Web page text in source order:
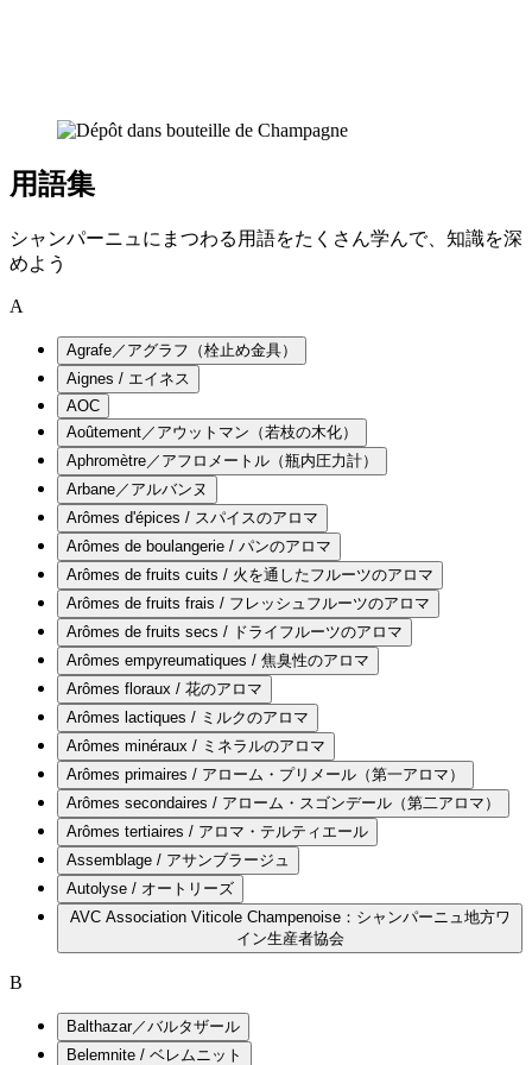
用語集
シャンパーニュにまつわる用語をたくさん学んで、知識を深
めよう
A
Agrafe／アグラフ（栓止め金具）
Aignes / エイネス
AOC
Aoûtement／アウットマン（若枝の木化）
Aphromètre／アフロメートル（瓶内圧力計）
Arbane／アルバンヌ
Arômes d'épices / スパイスのアロマ
Arômes de boulangerie / パンのアロマ
Arômes de fruits cuits / 火を通したフルーツのアロマ
Arômes de fruits frais / フレッシュフルーツのアロマ
Arômes de fruits secs / ドライフルーツのアロマ
Arômes empyreumatiques / 焦臭性のアロマ
Arômes floraux / 花のアロマ
Arômes lactiques / ミルクのアロマ
Arômes minéraux / ミネラルのアロマ
Arômes primaires / アローム・プリメール（第一アロマ）
Arômes secondaires / アローム・スゴンデール（第二アロマ）
Arômes tertiaires / アロマ・テルティエール
Assemblage / アサンブラージュ
Autolyse / オートリーズ
AVC Association Viticole Champenoise：シャンパーニュ地方ワ
イン生産者協会
B
Balthazar／バルタザール
Belemnite / ベレムニット